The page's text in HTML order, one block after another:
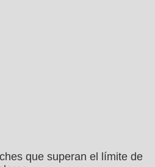
que superan el límite de